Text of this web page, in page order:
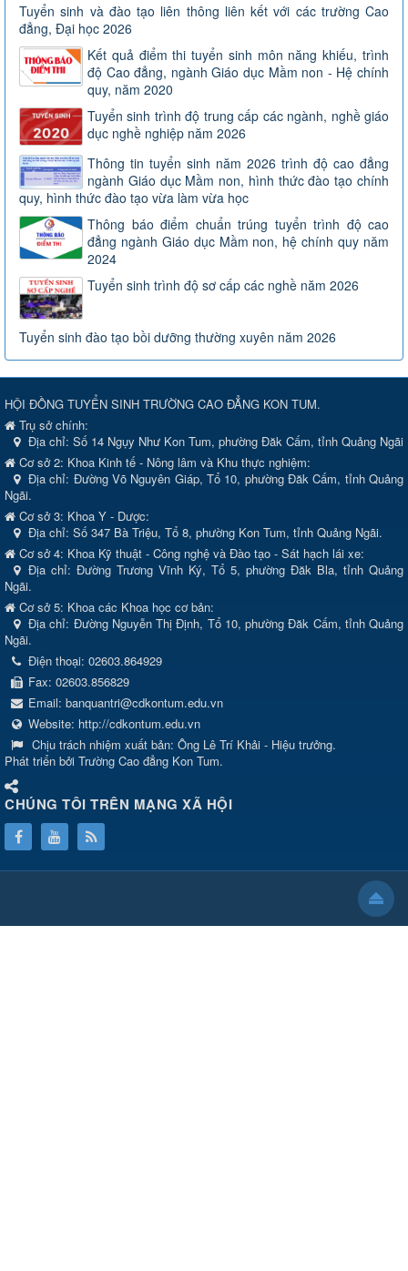
Tuyển sinh và đào tạo liên thông liên kết với các trường Cao
đẳng, Đại học 2026
Kết quả điểm thi tuyển sinh môn năng khiếu, trình
độ Cao đẳng, ngành Giáo dục Mầm non - Hệ chính
quy, năm 2020
Tuyển sinh trình độ trung cấp các ngành, nghề giáo
dục nghề nghiệp năm 2026
Thông tin tuyển sinh năm 2026 trình độ cao đẳng
ngành Giáo dục Mầm non, hình thức đào tạo chính
quy, hình thức đào tạo vừa làm vừa học
Thông báo điểm chuẩn trúng tuyển trình độ cao
đẳng ngành Giáo dục Mầm non, hệ chính quy năm
2024
Tuyển sinh trình độ sơ cấp các nghề năm 2026
Tuyển sinh đào tạo bồi dưỡng thường xuyên năm 2026
HỘI ĐỒNG TUYỂN SINH TRƯỜNG CAO ĐẲNG KON TUM.
Trụ sở chính:
Địa chỉ: Số 14 Ngụy Như Kon Tum, phường Đăk Cấm, tỉnh Quảng Ngãi
Cơ sở 2: Khoa Kinh tế - Nông lâm và Khu thực nghiệm:
Địa chỉ: Đường Võ Nguyên Giáp, Tổ 10, phường Đăk Cấm, tỉnh Quảng
Ngãi.
Cơ sở 3: Khoa Y - Dược:
Địa chỉ: Số 347 Bà Triệu, Tổ 8, phường Kon Tum, tỉnh Quảng Ngãi.
Cơ sở 4: Khoa Kỹ thuật - Công nghệ và Đào tạo - Sát hạch lái xe:
Địa chỉ: Đường Trương Vĩnh Ký, Tổ 5, phường Đăk Bla, tỉnh Quảng
Ngãi.
Cơ sở 5: Khoa các Khoa học cơ bản:
Địa chỉ: Đường Nguyễn Thị Định, Tổ 10, phường Đăk Cấm, tỉnh Quảng
Ngãi.
Điện thoại: 02603.864929
Fax: 02603.856829
Email: banquantri@cdkontum.edu.vn
Website: http://cdkontum.edu.vn
Chịu trách nhiệm xuất bản: Ông Lê Trí Khải - Hiệu trưởng.
Phát triển bởi Trường Cao đẳng Kon Tum.
CHÚNG TÔI TRÊN MẠNG XÃ HỘI